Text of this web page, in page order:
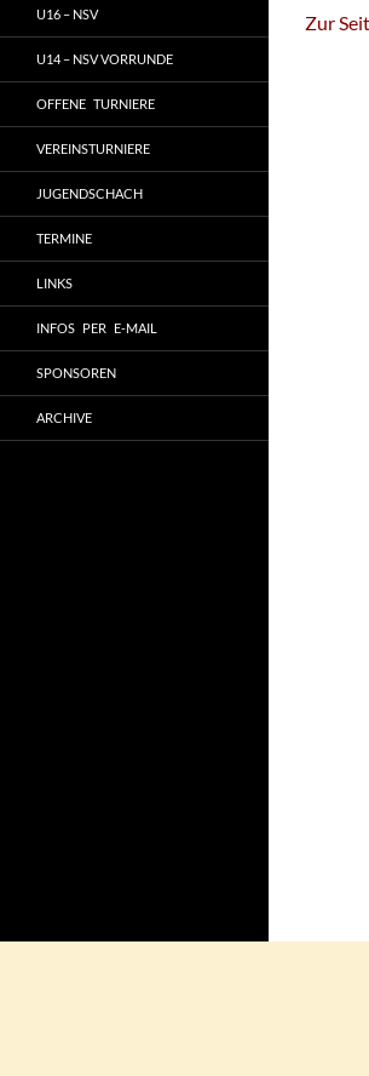
Zur
U16 – NSV
U14 – NSV VORRUNDE
OFFENE TURNIERE
VEREINSTURNIERE
JUGENDSCHACH
TERMINE
LINKS
INFOS PER E-MAIL
SPONSOREN
ARCHIVE